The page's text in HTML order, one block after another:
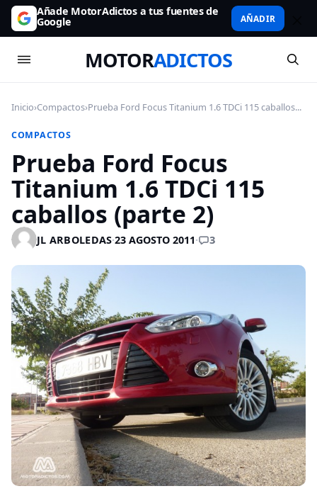
Añade MotorAdictos a tus fuentes de
Google AÑADIR
MOTORADICTOS
Inicio›Compactos›Prueba Ford Focus Titanium 1.6 TDCi 115 caballos...
COMPACTOS
Prueba Ford Focus
Titanium 1.6 TDCi 115
caballos (parte 2)
JL ARBOLEDAS·23 AGOSTO 2011· 3